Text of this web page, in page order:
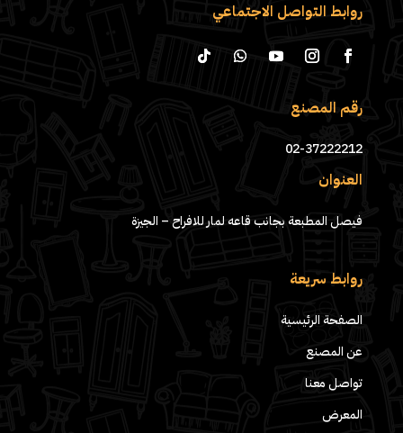
روابط التواصل الاجتماعي
رقم المصنع
02-37222212
العنوان
فيصل المطبعة بجانب قاعه لمار للافراح – الجيزة
روابط سريعة
الصفحة الرئيسية
عن المصنع
تواصل معنا
المعرض